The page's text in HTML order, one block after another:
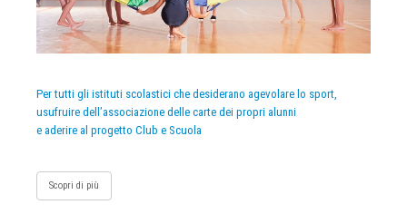
Per tutti gli istituti scolastici che desiderano agevolare lo sport,
usufruire dell’associazione delle carte dei propri alunni
e aderire al progetto Club e Scuola
Scopri di più